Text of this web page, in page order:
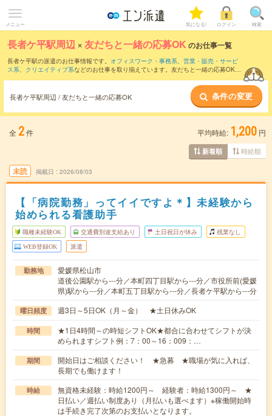
メニュー 気になる! ログイン 検索
長者ケ平駅周辺 ×友だちと一緒の応募OK のお仕事一覧
長者ケ平駅の派遣のお仕事情報です。 オフィスワーク・事務系、 営業・販売・サービ
ス系、 クリエイティブ系などのお仕事を取り揃えています。友だちと一緒の応募OKの
長者ケ平駅周辺 / 友だちと一緒の応募OK 条件の変更
全 2件 平均時給: 1,200 円
新着順 時給順
未読 掲載日 2026/08/03
【「病院勤務」ってイイですよ＊】未経験から
始められる看護助手
職種未経験OK 交通費別途支給あり 土日祝日が休み 残業なし
WEB登録OK 派遣
勤務地
愛媛県松山市
道後公園駅から---分／本町四丁目駅から---分／市役所前(愛媛
県)駅から---分／本町五丁目駅から---分／長者ケ平駅から---分
曜日頻度 週3日～5日OK（月～金） ★土日休みOK
時間
★1日4時間～の時短シフトOK★都合に合わせてシフトが決
められますシフト例：7：00～16：009：…
期間
開始日はご相談ください！ ★急募 ★職場が気に入れば、
長期でも働けます！
時給
無資格未経験：時給1200円～ 経験者：時給1300円～ ★
日払い／週払い制度あり（月払いも選べます）※稼働開始時
は手続き完了次第のお支払いとなります。